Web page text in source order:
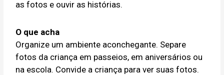
as fotos e ouvir as histórias.
O que acha
Organize um ambiente aconchegante. Separe
fotos da criança em passeios, em aniversários ou
na escola. Convide a criança para ver suas fotos.